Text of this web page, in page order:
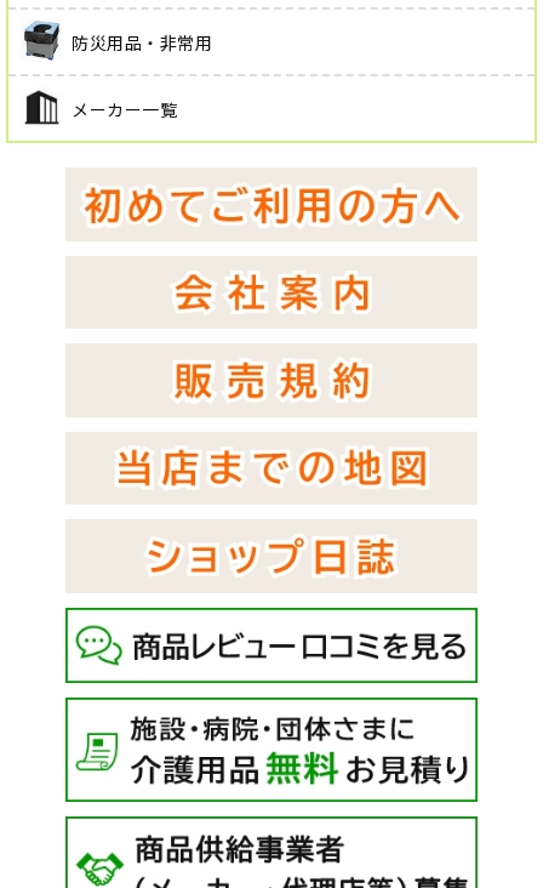
防災用品・非常用
メーカー一覧